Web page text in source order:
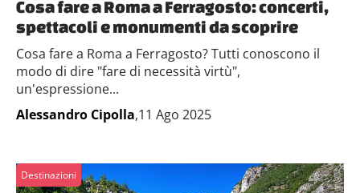
Cosa fare a Roma a Ferragosto: concerti,
spettacoli e monumenti da scoprire
Cosa fare a Roma a Ferragosto? Tutti conoscono il
modo di dire "fare di necessità virtù",
un'espressione...
Alessandro Cipolla,11 Ago 2025
Destinazioni